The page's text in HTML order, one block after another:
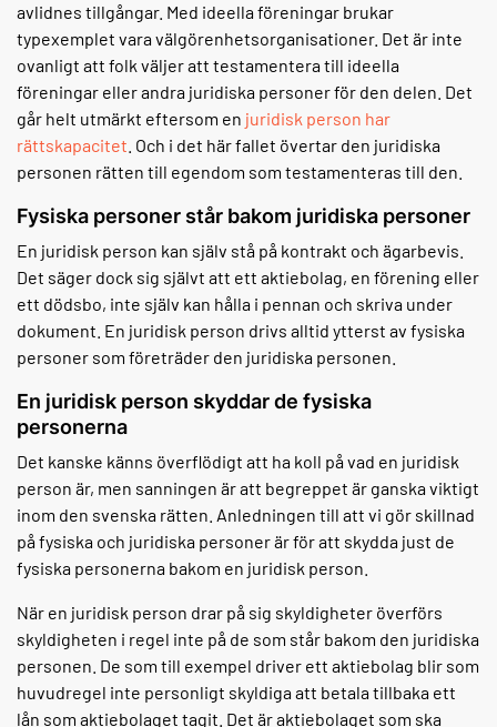
avlidnes tillgångar. Med ideella föreningar brukar
typexemplet vara välgörenhetsorganisationer. Det är inte
ovanligt att folk väljer att testamentera till ideella
föreningar eller andra juridiska personer för den delen. Det
går helt utmärkt eftersom en juridisk person har
rättskapacitet . Och i det här fallet övertar den juridiska
personen rätten till egendom som testamenteras till den.
Fysiska personer står bakom juridiska personer
En juridisk person kan själv stå på kontrakt och ägarbevis.
Det säger dock sig självt att ett aktiebolag, en förening eller
ett dödsbo, inte själv kan hålla i pennan och skriva under
dokument. En juridisk person drivs alltid ytterst av fysiska
personer som företräder den juridiska personen.
En juridisk person skyddar de fysiska
personerna
Det kanske känns överflödigt att ha koll på vad en juridisk
person är, men sanningen är att begreppet är ganska viktigt
inom den svenska rätten. Anledningen till att vi gör skillnad
på fysiska och juridiska personer är för att skydda just de
fysiska personerna bakom en juridisk person.
När en juridisk person drar på sig skyldigheter överförs
skyldigheten i regel inte på de som står bakom den juridiska
personen. De som till exempel driver ett aktiebolag blir som
huvudregel inte personligt skyldiga att betala tillbaka ett
lån som aktiebolaget tagit. Det är aktiebolaget som ska